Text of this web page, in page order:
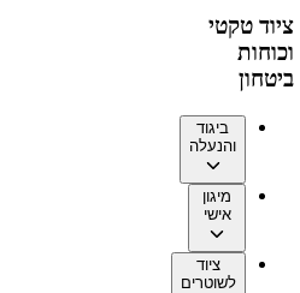
ציוד טקטי
וכוחות
ביטחון
ביגוד
והנעלה
מיגון
אישי
ציוד
לשוטרים